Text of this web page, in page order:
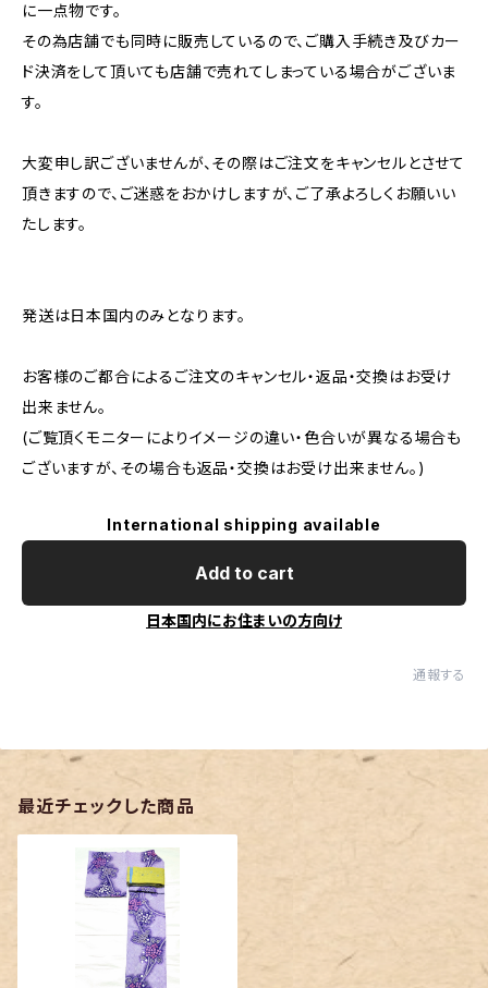
に一点物です。
その為店舗でも同時に販売しているので、ご購入手続き及びカー
ド決済をして頂いても店舗で売れてしまっている場合がございま
す。
大変申し訳ございませんが、その際はご注文をキャンセルとさせて
頂きますので、ご迷惑をおかけしますが、ご了承よろしくお願いい
たします。
発送は日本国内のみとなります。
お客様のご都合によるご注文のキャンセル・返品・交換はお受け
出来ません。
(ご覧頂くモニターによりイメージの違い・色合いが異なる場合も
ございますが、その場合も返品・交換はお受け出来ません。)
International shipping available
Add to cart
日本国内にお住まいの方向け
通報する
最近チェックした商品